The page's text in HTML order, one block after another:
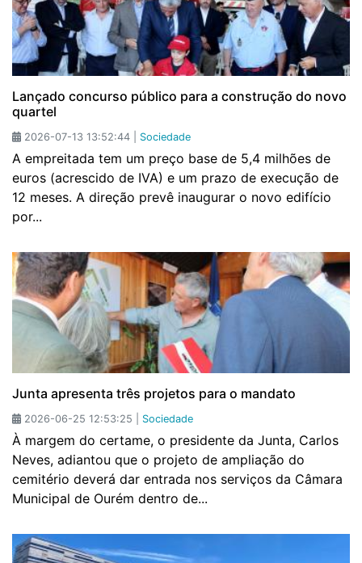
Lançado concurso público para a construção do novo
quartel
2026-07-13 13:52:44 | Sociedade
A empreitada tem um preço base de 5,4 milhões de
euros (acrescido de IVA) e um prazo de execução de
12 meses. A direção prevê inaugurar o novo edifício
por...
Junta apresenta três projetos para o mandato
2026-06-25 12:53:25 | Sociedade
À margem do certame, o presidente da Junta, Carlos
Neves, adiantou que o projeto de ampliação do
cemitério deverá dar entrada nos serviços da Câmara
Municipal de Ourém dentro de...